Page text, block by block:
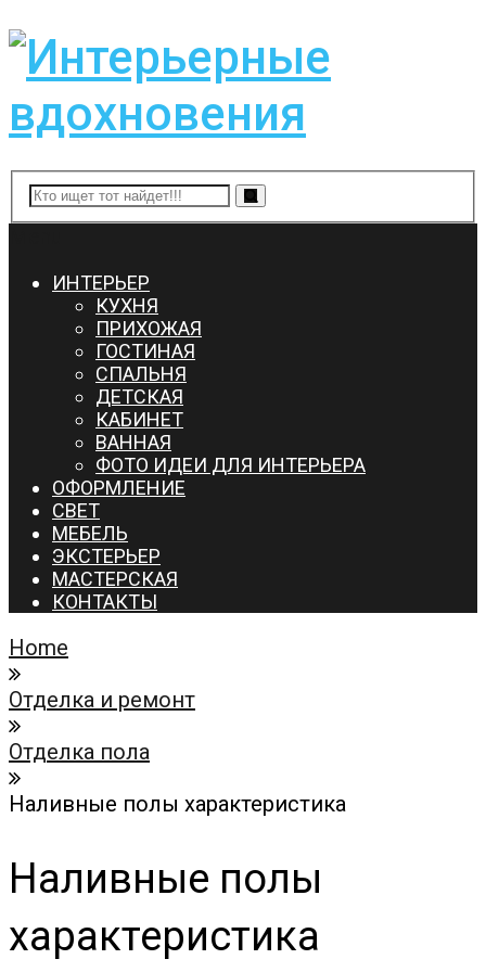
ИНТЕРЬЕР
КУХНЯ
ПРИХОЖАЯ
ГОСТИНАЯ
СПАЛЬНЯ
ДЕТСКАЯ
КАБИНЕТ
ВАННАЯ
ФОТО ИДЕИ ДЛЯ ИНТЕРЬЕРА
ОФОРМЛЕНИЕ
СВЕТ
МЕБЕЛЬ
ЭКСТЕРЬЕР
МАСТЕРСКАЯ
КОНТАКТЫ
Home
Отделка и ремонт
Отделка пола
Наливные полы характеристика
Наливные полы
характеристика